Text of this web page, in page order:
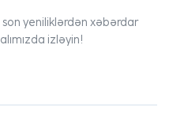
yeniliklərdən xəbərdar
izləyin!